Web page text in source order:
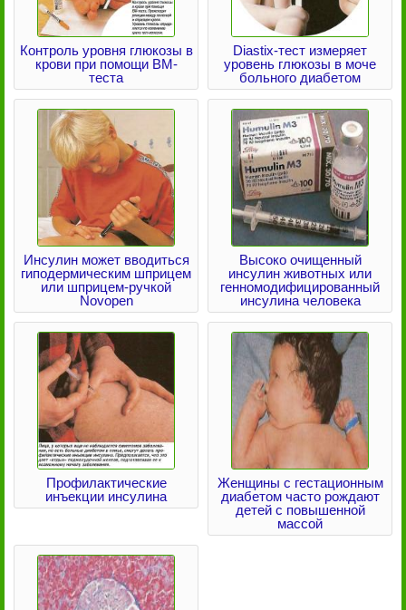
Контроль уровня глюкозы в
крови при помощи ВМ-
теста
Diastix-тест измеряет
уровень глюкозы в моче
больного диабетом
Инсулин может вводиться
гиподермическим шприцем
или шприцем-ручкой
Novopen
Высоко очищенный
инсулин животных или
генномодифицированный
инсулина человека
Профилактические
инъекции инсулина
Женщины с гестационным
диабетом часто рождают
детей с повышенной
массой